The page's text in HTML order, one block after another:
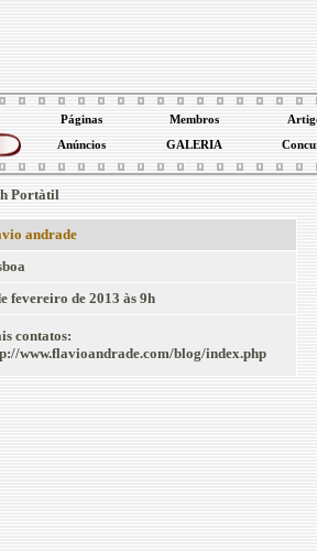
Páginas Membros
Anúncios GALERIA
Portàtil
andrade
fevereiro de 2013 às 9h
contatos:
www.flavioandrade.com/blog/index.php